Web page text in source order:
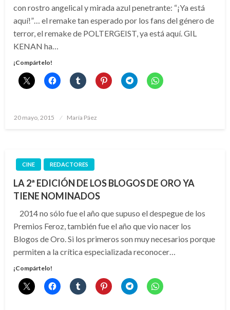
con rostro angelical y mirada azul penetrante: “¡Ya está
aquí!”… el remake tan esperado por los fans del género de
terror, el remake de POLTERGEIST, ya está aquí. GIL
KENAN ha…
¡Compártelo!
Publicado
20 mayo, 2015 María Páez
CINE REDACTORES
LA 2ª EDICIÓN DE LOS BLOGOS DE ORO YA
TIENE NOMINADOS
2014 no sólo fue el año que supuso el despegue de los
Premios Feroz, también fue el año que vio nacer los
Blogos de Oro. Si los primeros son muy necesarios porque
permiten a la crítica especializada reconocer…
¡Compártelo!